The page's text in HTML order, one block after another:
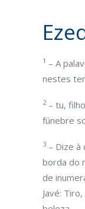
1 – A
nestes
2– tu,
fúnebre
3 – Dize à
borda do
de
Javé: